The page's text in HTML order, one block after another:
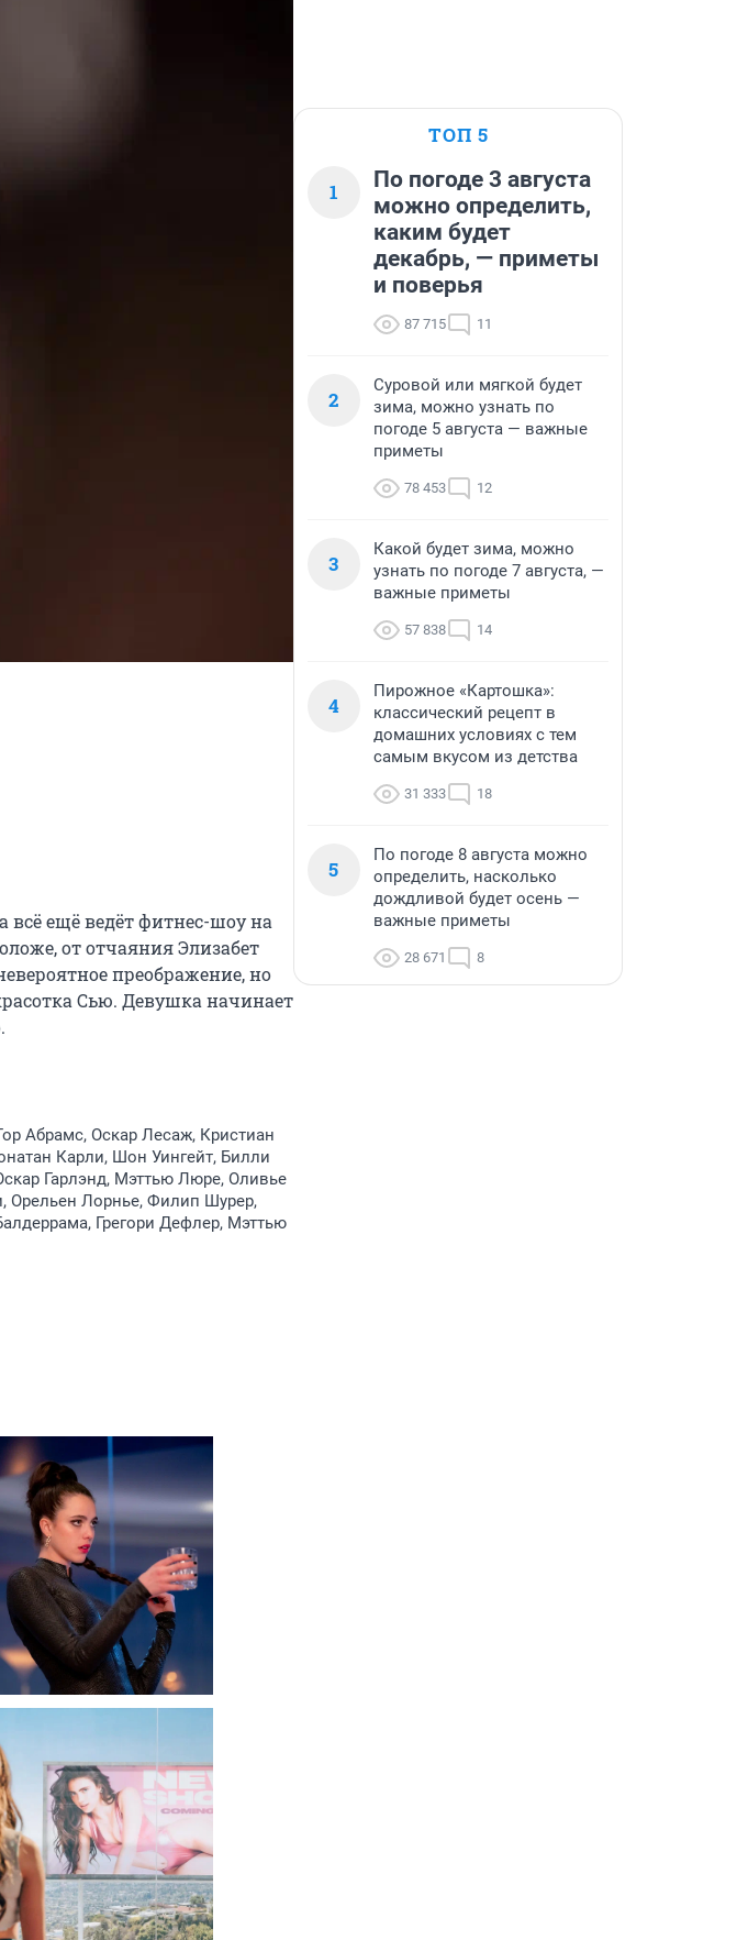
всё ещё ведёт фитнес-шоу на
от отчаяния Элизабет
преображение, но
Сью. Девушка начинает
Абрамс, Оскар Лесаж, Кристиан
Карли, Шон Уингейт, Билли
Гарлэнд, Мэттью Люре, Оливье
Орельен Лорнье, Филип Шурер,
Грегори Дефлер, Мэттью
ТОП 5
1
По погоде 3 августа
можно определить,
каким будет
декабрь, — приметы
и поверья
87 715 11
2
Суровой или мягкой будет
зима, можно узнать по
погоде 5 августа — важные
приметы
78 453 12
3
Какой будет зима, можно
узнать по погоде 7 августа, —
важные приметы
57 838 14
4
Пирожное «Картошка»:
классический рецепт в
домашних условиях с тем
самым вкусом из детства
31 333 18
5
По погоде 8 августа можно
определить, насколько
дождливой будет осень —
важные приметы
28 671 8